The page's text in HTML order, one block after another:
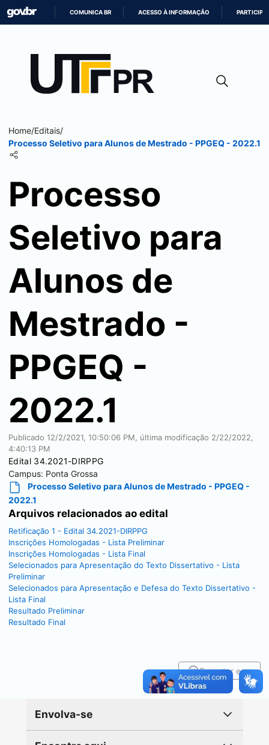
CONTEÚDO
COMUNICA BR ACESSO À INFORMAÇÃO PARTICIPE
Home/Editais/
Processo Seletivo para Alunos de Mestrado - PPGEQ - 2022.1
Processo
Seletivo para
Alunos de
Mestrado -
PPGEQ -
2022.1
Publicado 12/2/2021, 10:50:06 PM , última modificação 2/22/2022,
4:40:13 PM
Edital 34.2021-DIRPPG
Campus: Ponta Grossa
Processo Seletivo para Alunos de Mestrado - PPGEQ -
2022.1
Arquivos relacionados ao edital
Retificação 1 - Edital 34.2021-DIRPPG
Inscrições Homologadas - Lista Preliminar
Inscrições Homologadas - Lista Final
Selecionados para Apresentação do Texto Dissertativo - Lista
Preliminar
Selecionados para Apresentação e Defesa do Texto Dissertativo -
Lista Final
Resultado Preliminar
Resultado Final
Reportar erro
Envolva-se